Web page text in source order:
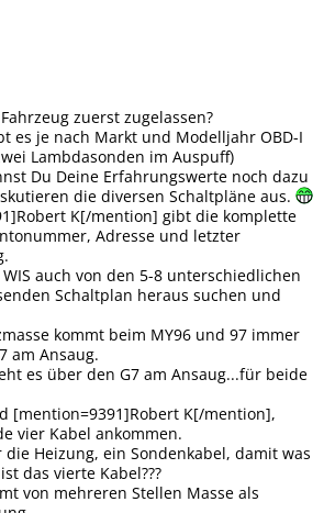
zuerst zugelassen?
es je nach Markt und Modelljahr OBD-I
Lambdasonden im Auspuff)
Du Deine Erfahrungswerte noch dazu
die diversen Schaltpläne aus.
K[/mention] gibt die komplette
Adresse und letzter
auch von den 5-8 unterschiedlichen
Schaltplan heraus suchen und
kommt beim MY96 und 97 immer
am Ansaug.
es über den G7 am Ansaug...für beide
[mention=9391]Robert K[/mention],
vier Kabel ankommen.
Heizung, ein Sondenkabel, damit was
das vierte Kabel???
von mehreren Stellen Masse als